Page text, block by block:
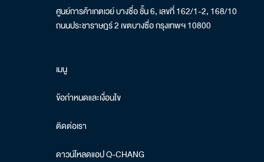
ศูนย์การค้าเกตเวย์ บางซื่อ ชั้น 6, เลขที่ 162/1-2, 168/10
ถนนประชาราษฎร์ 2 เขตบางซื่อ กรุงเทพฯ 10800
เมนู
ข้อกำหนดและเงื่อนไข
ติดต่อเรา
ดาวน์โหลดแอป Q-CHANG